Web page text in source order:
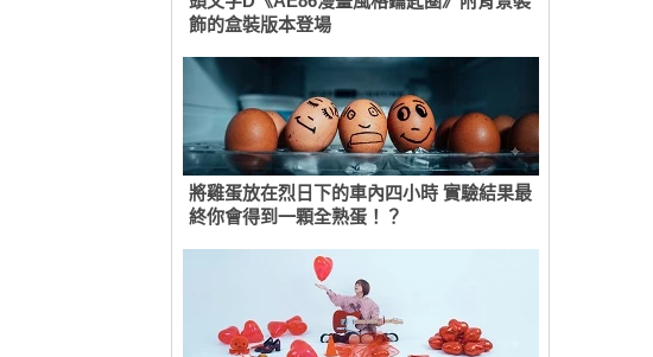
飾的盒裝版本登場
將雞蛋放在烈日下的車內四小時 實驗結果最
終你會得到一顆全熟蛋！？